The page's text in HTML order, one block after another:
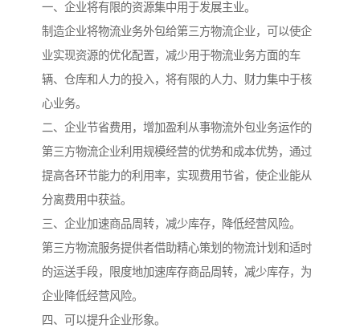
一、企业将有限的资源集中用于发展主业。
制造企业将物流业务外包给第三方物流企业，可以使企
业实现资源的优化配置，减少用于物流业务方面的车
辆、仓库和人力的投入，将有限的人力、财力集中于核
心业务。
二、企业节省费用，增加盈利从事物流外包业务运作的
第三方物流企业利用规模经营的优势和成本优势，通过
提高各环节能力的利用率，实现费用节省，使企业能从
分离费用中获益。
三、企业加速商品周转，减少库存，降低经营风险。
第三方物流服务提供者借助精心策划的物流计划和适时
的运送手段，限度地加速库存商品周转，减少库存，为
企业降低经营风险。
四、可以提升企业形象。